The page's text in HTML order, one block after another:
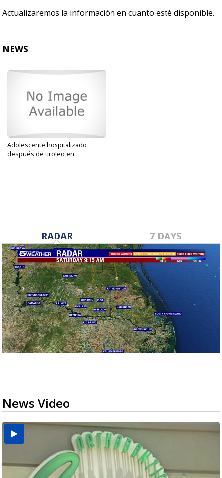
Actualizaremos la información en cuanto esté disponible.
NEWS
Adolescente hospitalizado
después de tiroteo en
RADAR 7 DAYS
News Video